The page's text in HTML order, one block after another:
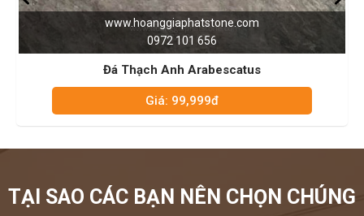
www.hoanggiaphatstone.com
0972 101 656
Đá Thạch Anh Red Plamingo
Giá: 99,999đ
TẠI SAO CÁC BẠN NÊN CHỌN CHÚNG